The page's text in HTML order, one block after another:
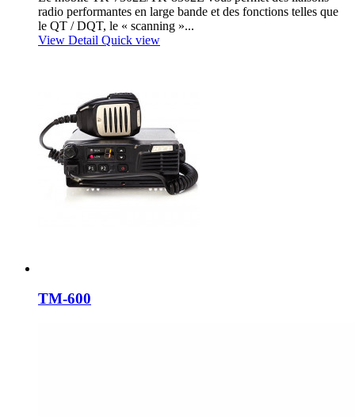
radio performantes en large bande et des fonctions telles que
le QT / DQT, le « scanning »...
View Detail Quick view
TM-600